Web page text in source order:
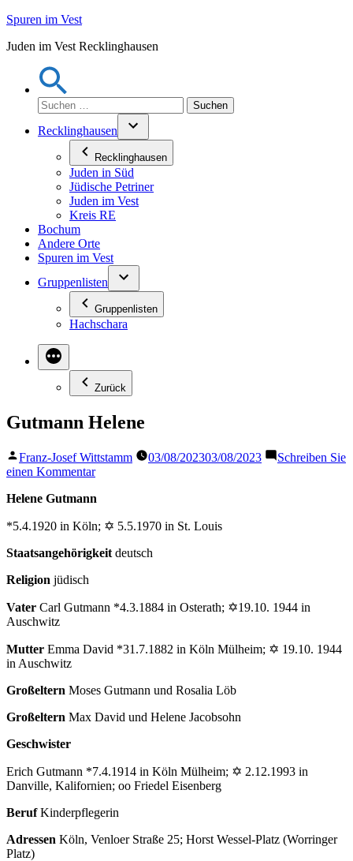
Zum
springen
Spuren im Vest
Juden im Vest Recklinghausen
Suchen
nach:
Recklinghausen
Recklinghausen
Juden in Süd
Jüdische Petriner
Juden im Vest
Kreis RE
Bochum
Andere Orte
Spuren im Vest
Gruppenlisten
Gruppenlisten
Hachschara
Zurück
Gutmann Helene
Veröffentlicht
von
Franz-Josef Wittstamm 03/08/202303/08/2023
Schreiben Sie
einen Kommentarzu
Helene
Helene Gutmann
*5.4.1920 in Köln; ✡ 5.5.1970 in St. Louis
Staatsangehörigkeit deutsch
Religion jüdisch
Vater Carl Gutmann *4.3.1884 in Osterath; ✡19.10. 1944 in
Auschwitz
Mutter Emma David *31.7.1882 in Köln Mülheim; ✡ 19.10. 1944
in Auschwitz
Großeltern Moses Gutmann und Rosalia Löb
Großeltern Max David und Helene Jacobsohn
Geschwister
Erich Gutmann *7.4.1914 in Köln Mülheim; ✡ 2.12.1993 in
Danville, Kalifornien; oo Friedel Eisenberg
BerufKinderpflegerin
Adressen Köln, Venloer Straße 25; Horst Wessel-Platz (Worringer
Platz)